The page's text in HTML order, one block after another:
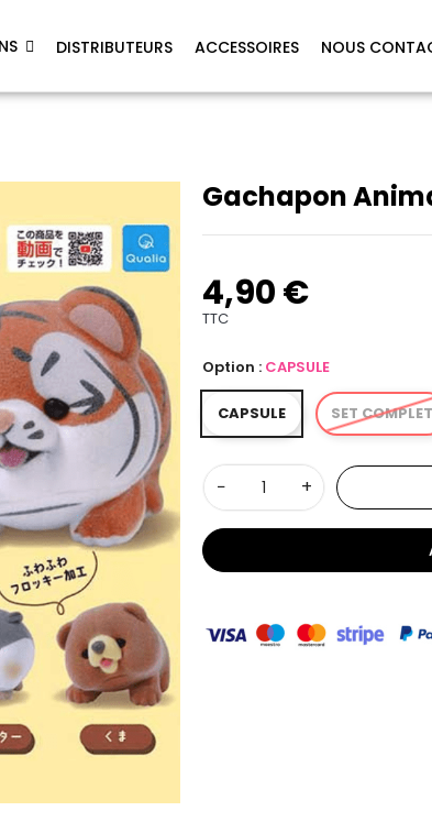
DISTRIBUTEURS ACCESSOIRES NOUS
Gachapon
4,90 €
TTC
Option : CAPSULE
CAPSULE SET COMPLET
− +